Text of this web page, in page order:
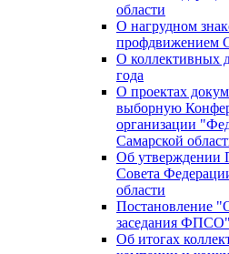
области
О нагрудном
профдвижением
О коллективных
года
О проектах
выборную
организации
Самарской
Об утверждении
Совета
области
Постановление
заседания ФПСО"
Об итогах